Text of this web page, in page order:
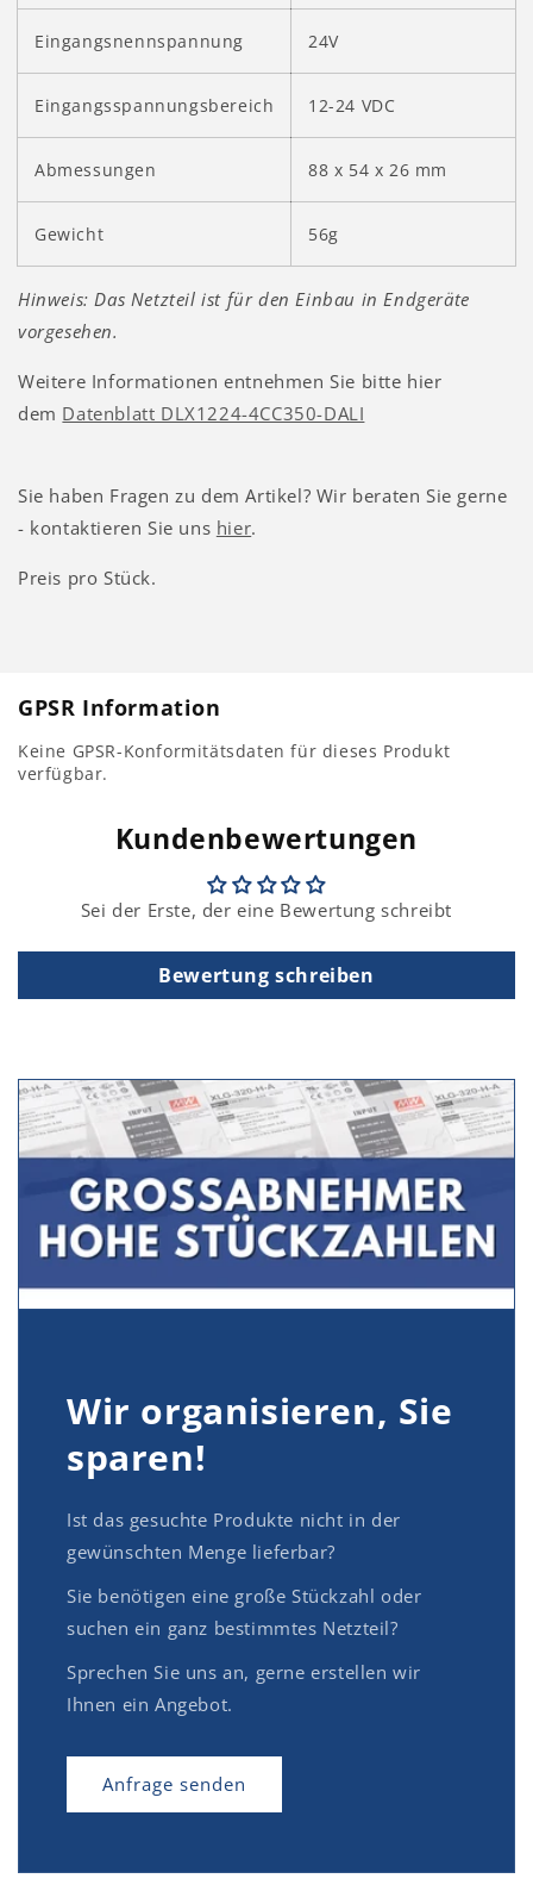
Eingangsnennspannung 24V
Eingangsspannungsbereich 12-24 VDC
Abmessungen 88 x 54 x 26 mm
Gewicht 56g
Hinweis: Das Netzteil ist für den Einbau in Endgeräte
vorgesehen.
Weitere Informationen entnehmen Sie bitte hier
dem Datenblatt DLX1224-4CC350-DALI
Sie haben Fragen zu dem Artikel? Wir beraten Sie gerne
- kontaktieren Sie uns hier.
Preis pro Stück.
GPSR Information
Keine GPSR-Konformitätsdaten für dieses Produkt
verfügbar.
Kundenbewertungen
Sei der Erste, der eine Bewertung schreibt
Bewertung schreiben
Wir organisieren, Sie
sparen!
Ist das gesuchte Produkte nicht in der
gewünschten Menge lieferbar?
Sie benötigen eine große Stückzahl oder
suchen ein ganz bestimmtes Netzteil?
Sprechen Sie uns an, gerne erstellen wir
Ihnen ein Angebot.
Anfrage senden